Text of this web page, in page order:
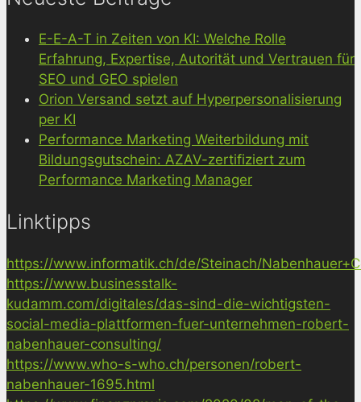
E-E-A-T in Zeiten von KI: Welche Rolle
Erfahrung, Expertise, Autorität und Vertrauen für
SEO und GEO spielen
Orion Versand setzt auf Hyperpersonalisierung
per KI
Performance Marketing Weiterbildung mit
Bildungsgutschein: AZAV-zertifiziert zum
Performance Marketing Manager
Linktipps
https://www.informatik.ch/de/Steinach/
https://www.businesstalk-
kudamm.com/digitales/das-sind-die-wichtigsten-
social-media-plattformen-fuer-unternehmen-robert-
nabenhauer-consulting/
https://www.who-s-who.ch/personen/robert-
nabenhauer-1695.html